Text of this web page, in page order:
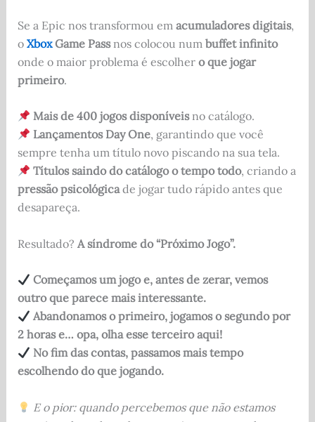
Se a Epic nos transformou em acumuladores digitais,
o XboxGame Passnos colocou num buffet infinito
onde o maior problema é escolher o que jogar
primeiro.
Mais de 400 jogos disponíveisno catálogo.
Lançamentos Day One, garantindo que você
sempre tenha um título novo piscando na sua tela.
Títulos saindo do catálogo o tempo todo, criando a
pressão psicológicade jogar tudo rápido antes que
desapareça.
Resultado? A síndrome do “Próximo Jogo”.
Começamos um jogo e, antes de zerar, vemos
outro que parece mais interessante.
Abandonamos o primeiro, jogamos o segundo por
2 horas e… opa, olha esse terceiro aqui!
No fim das contas, passamos mais tempo
escolhendo do que jogando.
E o pior: quando percebemos que não estamos